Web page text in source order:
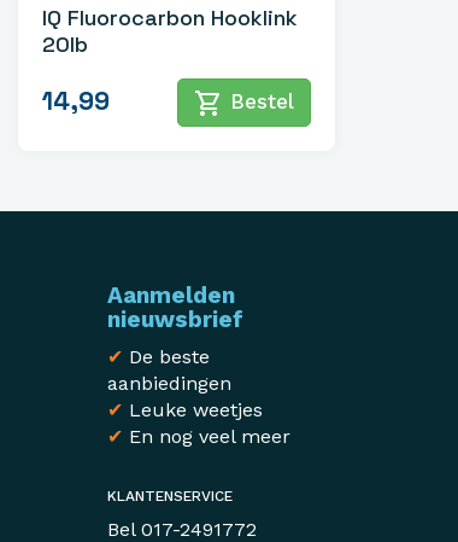
IQ Fluorocarbon Hooklink
20lb
14,99 shopping_cart Bestel
Aanmelden
nieuwsbrief
✔ De beste
aanbiedingen
✔ Leuke weetjes
✔ En nog veel meer
KLANTENSERVICE
Bel 017-2491772